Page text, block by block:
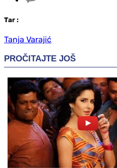
Таг :
Tanja Varajić